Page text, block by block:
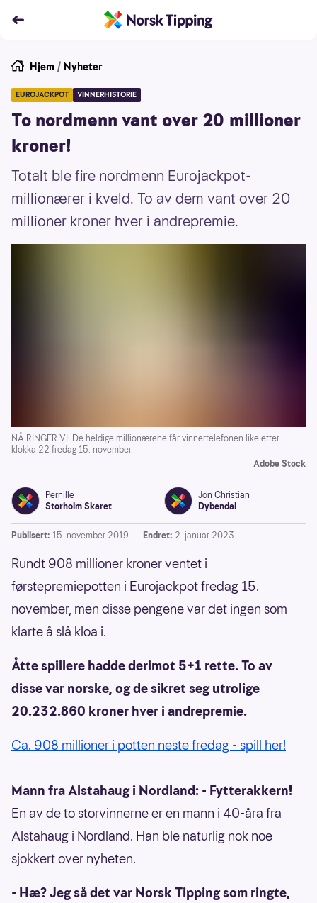
Hjem / Nyheter
EUROJACKPOT VINNERHISTORIE
To nordmenn vant over 20 millioner
kroner!
Totalt ble fire nordmenn Eurojackpot-
millionærer i kveld. To av dem vant over 20
millioner kroner hver i andrepremie.
NÅ RINGER VI: De heldige millionærene får vinnertelefonen like etter
klokka 22 fredag 15. november.
Adobe Stock
Pernille
Storholm Skaret
Jon Christian
Dybendal
Publisert: 15. november 2019 Endret: 2. januar 2023
Rundt 908 millioner kroner ventet i
førstepremiepotten i Eurojackpot fredag 15.
november, men disse pengene var det ingen som
klarte å slå kloa i.
Åtte spillere hadde derimot 5+1 rette. To av
disse var norske, og de sikret seg utrolige
20.232.860 kroner hver i andrepremie.
Ca. 908 millioner i potten neste fredag - spill her!
Mann fra Alstahaug i Nordland: - Fytterakkern!
En av de to storvinnerne er en mann i 40-åra fra
Alstahaug i Nordland. Han ble naturlig nok noe
sjokkert over nyheten.
- Hæ? Jeg så det var Norsk Tipping som ringte,